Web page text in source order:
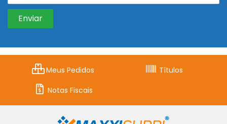
Meus Pedidos
Títulos
Notas Fiscais